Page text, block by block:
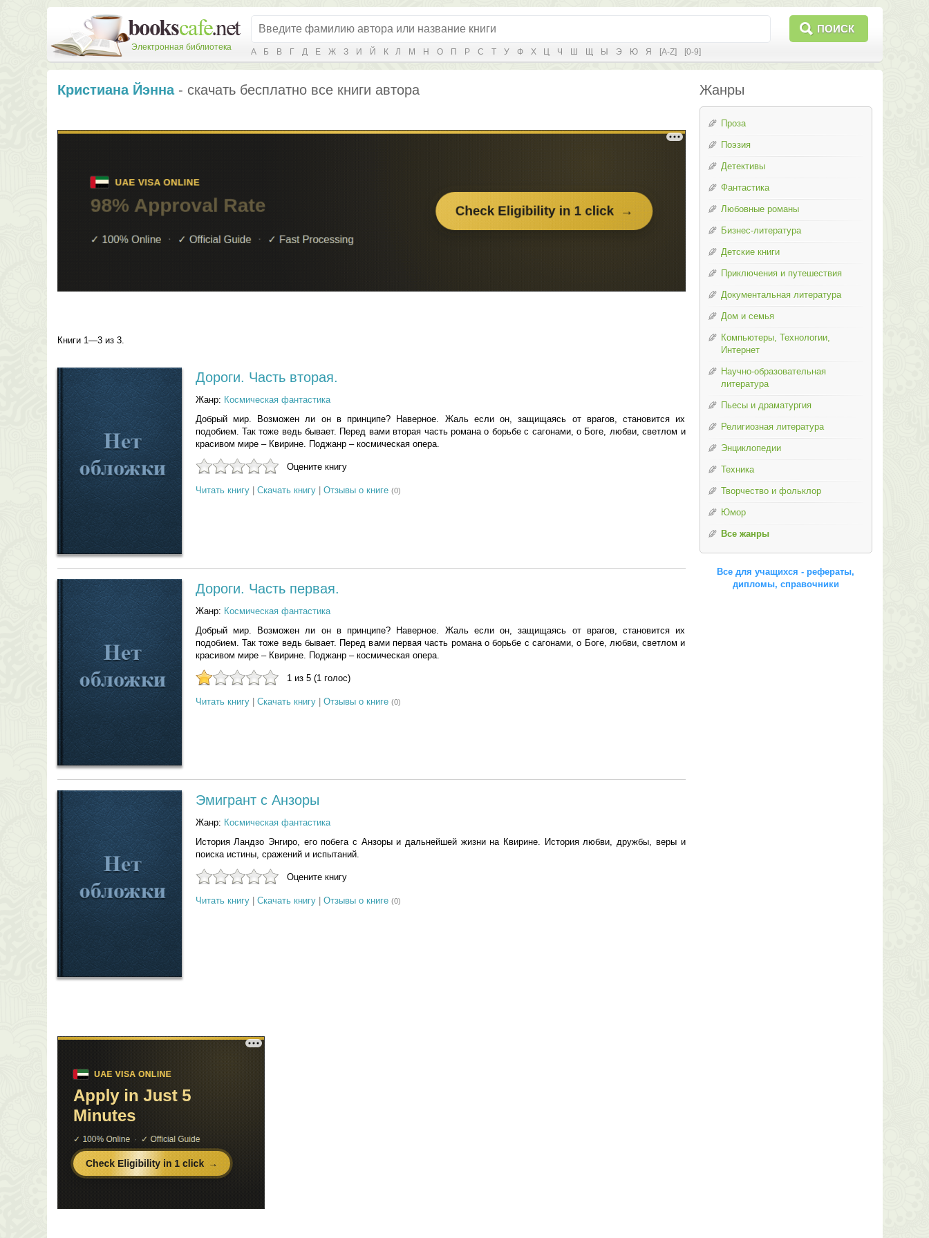
Электронная библиотека
ПОИСК
А Б В Г Д Е Ж З И Й К Л М Н О П Р С Т У Ф Х Ц Ч Ш Щ Ы Э Ю Я [A-Z] [0-9]
Кристиана Йэнна- скачать бесплатно все книги автора
Книги 1—3 из 3.
Дороги. Часть вторая.
Жанр: Космическая фантастика
Добрый мир. Возможен ли он в принципе? Наверное. Жаль если он, защищаясь от врагов, становится их
подобием. Так тоже ведь бывает. Перед вами вторая часть романа о борьбе с сагонами, о Боге, любви, светлом и
красивом мире – Квирине. Поджанр – космическая опера.
Оцените книгу
Читать книгу| Скачать книгу| Отзывы о книге (0)
Дороги. Часть первая.
Жанр: Космическая фантастика
Добрый мир. Возможен ли он в принципе? Наверное. Жаль если он, защищаясь от врагов, становится их
подобием. Так тоже ведь бывает. Перед вами первая часть романа о борьбе с сагонами, о Боге, любви, светлом и
красивом мире – Квирине. Поджанр – космическая опера.
1 из 5 (1 голос)
Читать книгу| Скачать книгу| Отзывы о книге (0)
Эмигрант с Анзоры
Жанр: Космическая фантастика
История Ландзо Энгиро, его побега с Анзоры и дальнейшей жизни на Квирине. История любви, дружбы, веры и
поиска истины, сражений и испытаний.
Оцените книгу
Читать книгу| Скачать книгу| Отзывы о книге (0)
Жанры
Проза
Поэзия
Детективы
Фантастика
Любовные романы
Бизнес-литература
Детские книги
Приключения и путешествия
Документальная литература
Дом и семья
Компьютеры, Технологии,
Интернет
Научно-образовательная
литература
Пьесы и драматургия
Религиозная литература
Энциклопедии
Техника
Творчество и фольклор
Юмор
Все жанры
Все для учащихся - рефераты,
дипломы, справочники